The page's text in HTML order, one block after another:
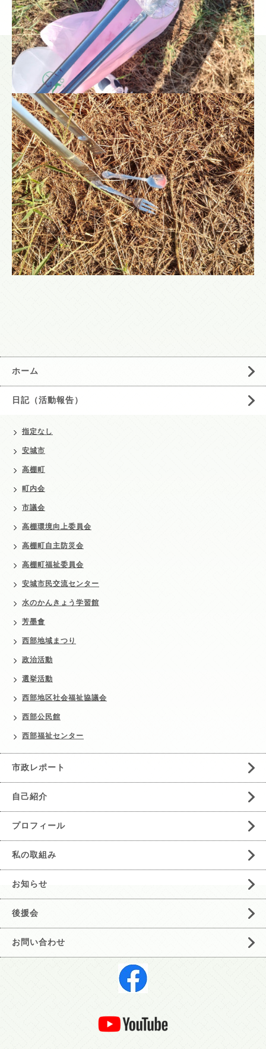
ホーム
日記（活動報告）
指定なし
安城市
高棚町
町内会
市議会
高棚環境向上委員会
高棚町自主防災会
高棚町福祉委員会
安城市民交流センター
水のかんきょう学習館
芳墨會
西部地域まつり
政治活動
選挙活動
西部地区社会福祉協議会
西部公民館
西部福祉センター
市政レポート
自己紹介
プロフィール
私の取組み
お知らせ
後援会
お問い合わせ